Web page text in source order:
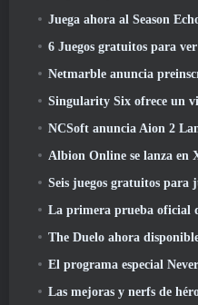
Juega ahora al Season
6 Juegos gratuitos para
Netmarble anuncia preinscripción para la
Singularity Six ofrece un vistazo a la
NCSoft anuncia Aion 2
Albion Online se lanza en Xbox
Seis juegos gratuitos para
La primera prueba oficial de
The Duelo ahora disponible
El programa especial Neverness To Everness
Las mejoras y nerfs de héroes